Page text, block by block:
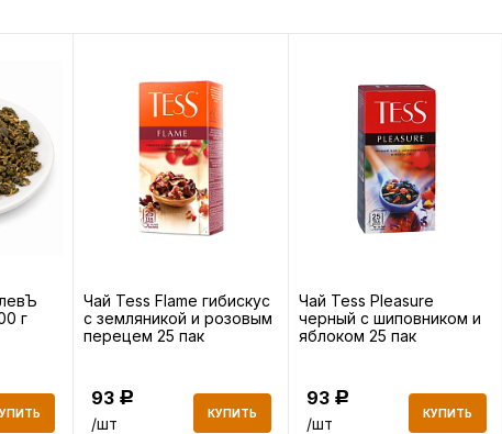
г
Чай Tess Flame гибискус
с земляникой и розовым
перецем 25 пак
93 Р
/шт
КУПИТЬ
Чай Tess Pleasure
черный с шиповником и
яблоком 25 пак
93 Р
/шт
КУПИТЬ